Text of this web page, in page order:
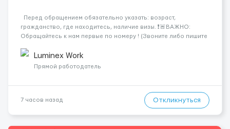
Перед обращением обязательно указать: возраст,
гражданство, где находитесь, наличие визы. ❗️🚨ВАЖНО:
Обращайтесь к нам первые по номеру ! (Звоните либо пишите
почтовых складах . График 5/8, возможны пе...
Luminex Work
Прямой работодатель
7 часов назад Откликнуться